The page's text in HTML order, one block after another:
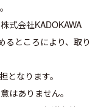
式会社KADOKAWA
るところにより、取り
となります。
はありません。